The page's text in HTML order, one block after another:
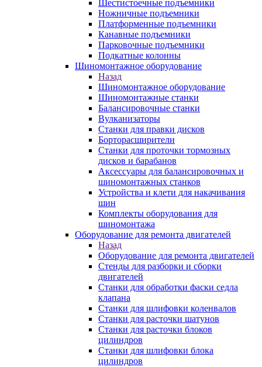
Шестистоечные подъемники
Ножничные подъемники
Платформенные подъемники
Канавные подъемники
Парковочные подъемники
Подкатные колонны
Шиномонтажное оборудование
Назад
Шиномонтажное оборудование
Шиномонтажные станки
Балансировочные станки
Вулканизаторы
Станки для правки дисков
Борторасширители
Станки для проточки тормозных
дисков и барабанов
Аксессуары для балансировочных и
шиномонтажных станков
Устройства и клети для накачивания
шин
Комплекты оборудования для
шиномонтажа
Оборудование для ремонта двигателей
Назад
Оборудование для ремонта двигателей
Стенды для разборки и сборки
двигателей
Станки для обработки фаски седла
клапана
Станки для шлифовки коленвалов
Станки для расточки шатунов
Станки для расточки блоков
цилиндров
Станки для шлифовки блока
цилиндров